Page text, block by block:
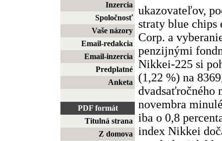
Inzercia
Spoločnosť
Vaše názory
Email-redakcia
Email-inzercia
Predplatné
Anketa
PDF formát
Titulná strana
Z domova
ukazovateľov,
straty blue chips
Corp. a
penzijnými
Nikkei-225 si
(1,22 %) na
dvadsaťročného
novembra
iba o 0,8
index Nikkei